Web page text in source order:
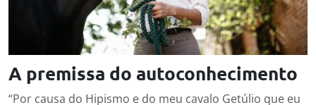
A premissa do autoconhecimento
“Por causa do Hipismo e do meu cavalo Getúlio que eu